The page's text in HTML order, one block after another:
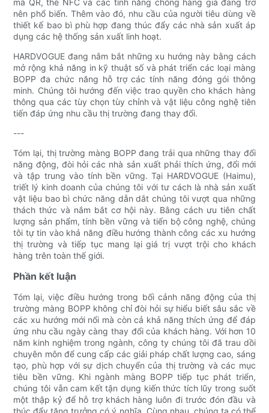
nên phổ biến. Thêm vào đó, nhu cầu của người tiêu dùng về
thiết kế bao bì phù hợp đang thúc đẩy các nhà sản xuất áp
dụng các hệ thống sản xuất linh hoạt.
HARDVOGUE đang nắm bắt những xu hướng này bằng cách
mở rộng khả năng in kỹ thuật số và phát triển các loại màng
BOPP đa chức năng hỗ trợ các tính năng đóng gói thông
minh. Chúng tôi hướng đến việc trao quyền cho khách hàng
thông qua các tùy chọn tùy chỉnh và vật liệu công nghệ tiên
tiến đáp ứng nhu cầu thị trường đang thay đổi.
---
Tóm lại, thị trường màng BOPP đang trải qua những thay đổi
năng động, đòi hỏi các nhà sản xuất phải thích ứng, đổi mới
và tập trung vào tính bền vững. Tại HARDVOGUE (Haimu),
triết lý kinh doanh của chúng tôi với tư cách là nhà sản xuất
vật liệu bao bì chức năng dẫn dắt chúng tôi vượt qua những
thách thức và nắm bắt cơ hội này. Bằng cách ưu tiên chất
lượng sản phẩm, tính bền vững và tiến bộ công nghệ, chúng
tôi tự tin vào khả năng điều hướng thành công các xu hướng
thị trường và tiếp tục mang lại giá trị vượt trội cho khách
hàng trên toàn thế giới.
Phần kết luận
Tóm lại, việc điều hướng trong bối cảnh năng động của thị
trường màng BOPP không chỉ đòi hỏi sự hiểu biết sâu sắc về
các xu hướng mới nổi mà còn cả khả năng thích ứng để đáp
ứng nhu cầu ngày càng thay đổi của khách hàng. Với hơn 10
năm kinh nghiệm trong ngành, công ty chúng tôi đã trau dồi
chuyên môn để cung cấp các giải pháp chất lượng cao, sáng
tạo, phù hợp với sự dịch chuyển của thị trường và các mục
tiêu bền vững. Khi ngành màng BOPP tiếp tục phát triển,
chúng tôi vẫn cam kết tận dụng kiến ​​thức tích lũy trong suốt
một thập kỷ để hỗ trợ khách hàng luôn đi trước đón đầu và
thúc đẩy tăng trưởng có ý nghĩa. Cùng nhau, chúng ta có thể